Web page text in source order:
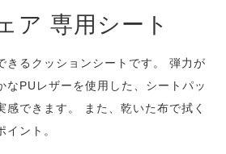
ア 専用シート
きるクッションシートです。 弾力が
なPUレザーを使用した、シートパッ
感できます。 また、乾いた布で拭く
イント。